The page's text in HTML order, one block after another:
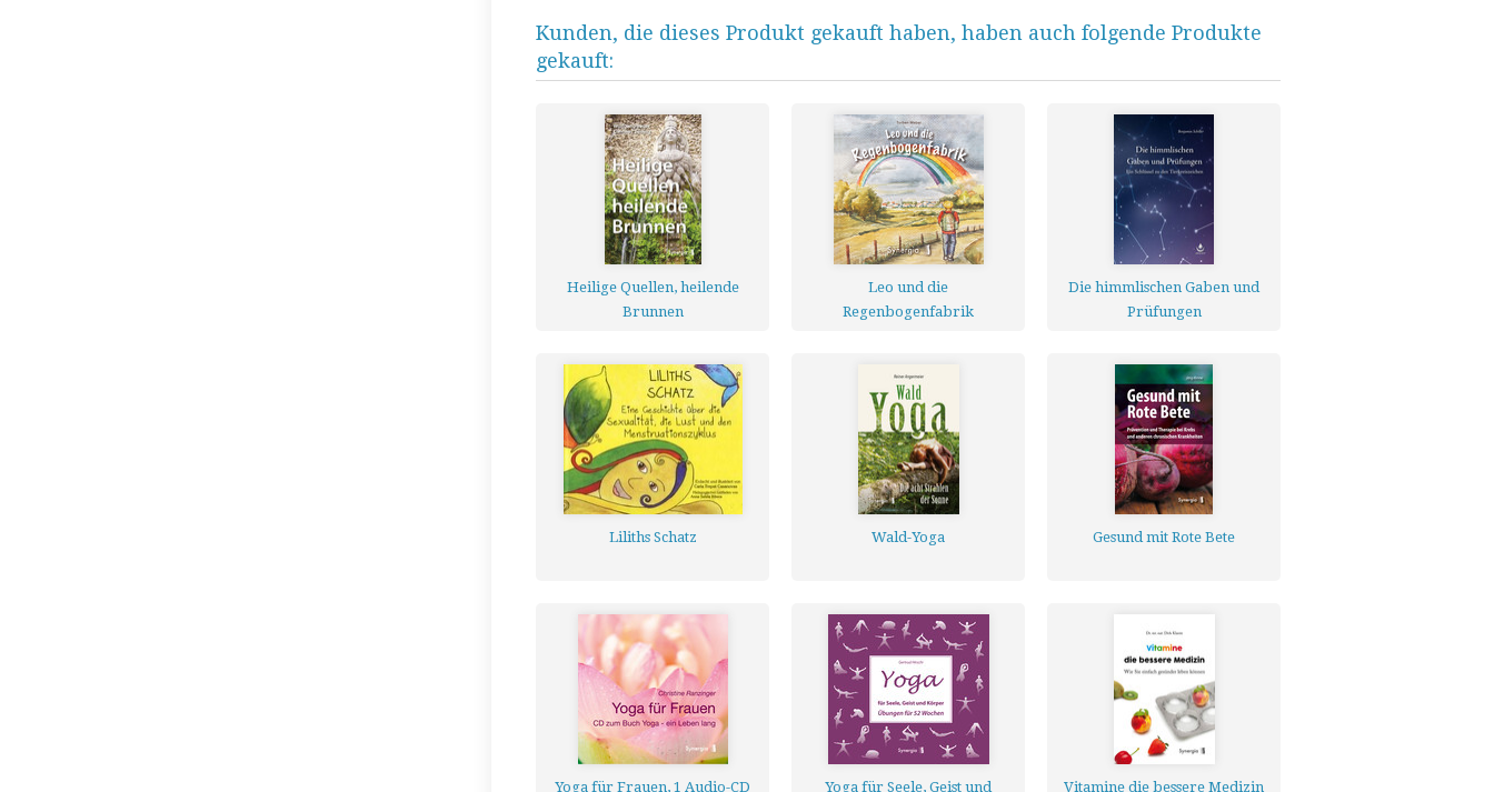
Kunden, die dieses Produkt gekauft haben, haben auch folgende Produkte
gekauft:
Heilige Quellen, heilende
Brunnen
Leo und die
Regenbogenfabrik
Die himmlischen Gaben und
Prüfungen
Liliths Schatz Wald-Yoga Gesund mit Rote Bete
Yoga für Frauen, 1 Audio-CD Yoga für Seele, Geist und Vitamine die bessere Medizin